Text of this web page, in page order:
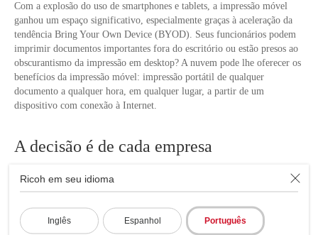
Ricoh em seu idioma
Inglês Espanhol Português
Com a explosão do uso de smartphones e tablets, a impressão móvel
ganhou um espaço significativo, especialmente graças à aceleração da
tendência Bring Your Own Device (BYOD). Seus funcionários podem
imprimir documentos importantes fora do escritório ou estão presos ao
obscurantismo da impressão em desktop? A nuvem pode lhe oferecer os
benefícios da impressão móvel: impressão portátil de qualquer
documento a qualquer hora, em qualquer lugar, a partir de um
dispositivo com conexão à Internet.
A decisão é de cada empresa
Há muitas opções de impressão móvel. Então, qual delas é a ideal para
você? Cada empresa tem requisitos exclusivos em termos de arquitetura
dispositivos móveis, marcas e modelos de impressoras/MFP, formatos
de arquivos e muito mais. A compreensão de suas necessidades o